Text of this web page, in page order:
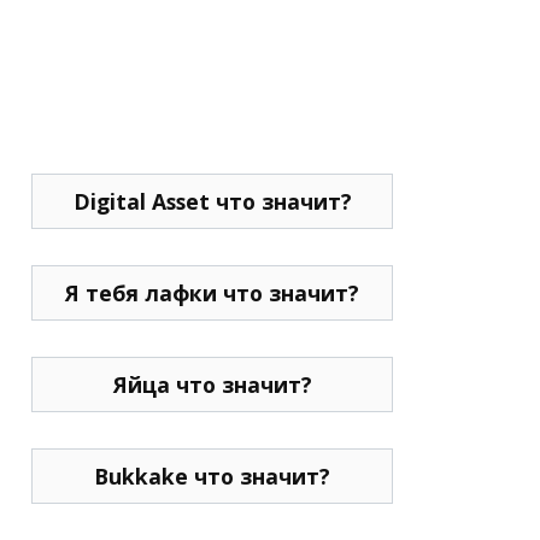
Digital Asset что значит?
Я тебя лафки что значит?
Яйца что значит?
Bukkake что значит?